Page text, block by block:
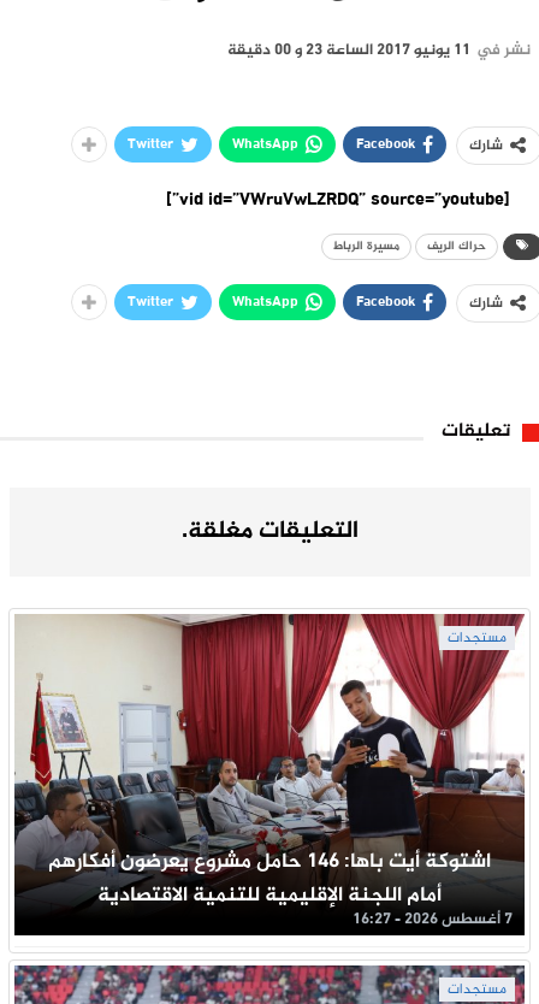
نشر في 11 يونيو 2017 الساعة 23 و 00 دقيقة
شارك Facebook
WhatsApp
Twitter
[vid id=”VWruVwLZRDQ” source=”youtube”]
حراك الريف مسيرة الرباط
شارك Facebook
WhatsApp
Twitter
تعليقات
التعليقات مغلقة.
مستجدات
اشتوكة أيت باها: 146 حامل مشروع يعرضون أفكارهم
أمام اللجنة الإقليمية للتنمية الاقتصادية
7 أغسطس 2026 - 16:27
مستجدات